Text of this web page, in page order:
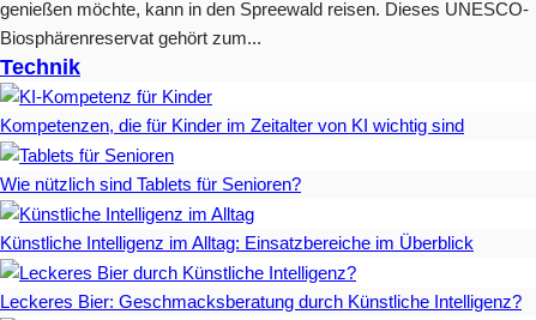
genießen möchte, kann in den Spreewald reisen. Dieses UNESCO-
Biosphärenreservat gehört zum...
Technik
Kompetenzen, die für Kinder im Zeitalter von KI wichtig sind
Wie nützlich sind Tablets für Senioren?
Künstliche Intelligenz im Alltag: Einsatzbereiche im Überblick
Leckeres Bier: Geschmacksberatung durch Künstliche Intelligenz?